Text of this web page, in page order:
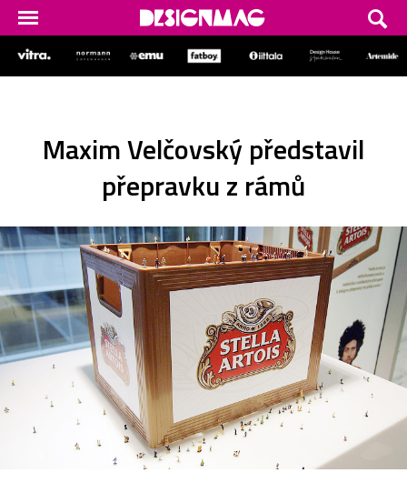
Maxim Velčovský představil
přepravku z rámů